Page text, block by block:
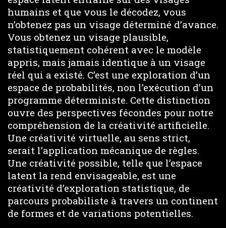
humains et que vous le décodez, vous
n’obtenez pas un visage déterminé d’avance.
Vous obtenez un visage plausible,
statistiquement cohérent avec le modèle
appris, mais jamais identique à un visage
réel qui a existé. C’est une exploration d’un
espace de probabilités, non l’exécution d’un
programme déterministe. Cette distinction
ouvre des perspectives fécondes pour notre
compréhension de la créativité artificielle.
Une créativité virtuelle, au sens strict,
serait l’application mécanique de règles.
Une créativité possible, telle que l’espace
latent la rend envisageable, est une
créativité d’exploration statistique, de
parcours probabiliste à travers un continent
de formes et de variations potentielles.